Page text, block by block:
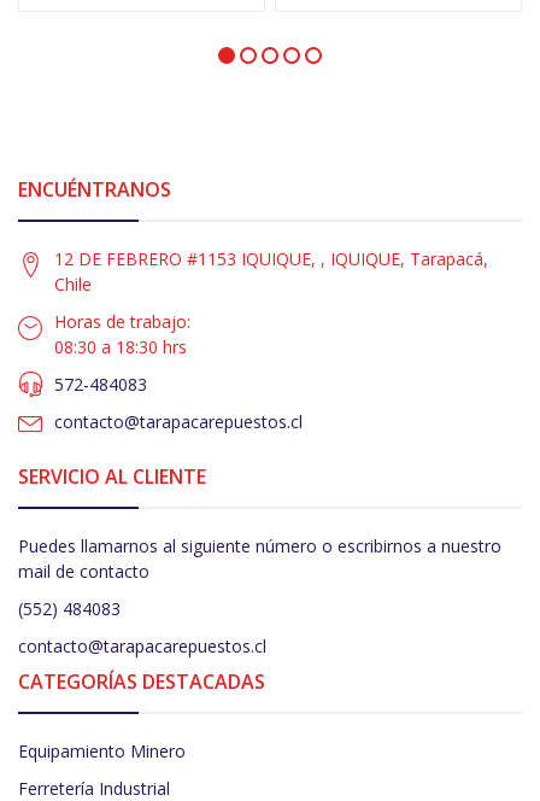
ENCUÉNTRANOS
12 DE FEBRERO #1153 IQUIQUE, , IQUIQUE, Tarapacá,
Chile
Horas de trabajo:
08:30 a 18:30 hrs
572-484083
contacto@tarapacarepuestos.cl
SERVICIO AL CLIENTE
Puedes llamarnos al siguiente número o escribirnos a nuestro
mail de contacto
(552) 484083
contacto@tarapacarepuestos.cl
CATEGORÍAS DESTACADAS
Equipamiento Minero
Ferretería Industrial